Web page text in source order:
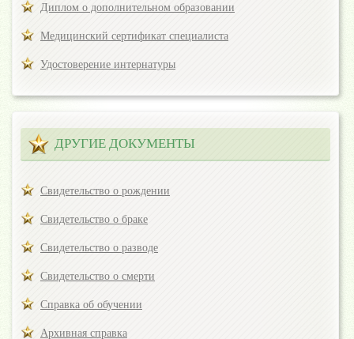
Диплом о дополнительном образовании
Медицинский сертификат специалиста
Удостоверение интернатуры
ДРУГИЕ ДОКУМЕНТЫ
Свидетельство о рождении
Свидетельство о браке
Свидетельство о разводе
Свидетельство о смерти
Справка об обучении
Архивная справка